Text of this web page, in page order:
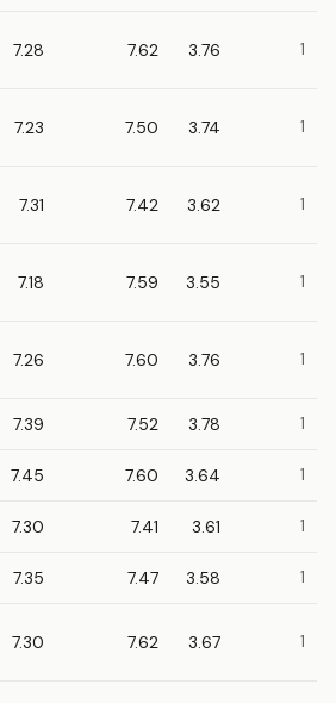
7.28 7.62 3.76 1
7.23 7.50 3.74 1
7.31 7.42 3.62 1
7.18 7.59 3.55 1
7.26 7.60 3.76 1
7.39 7.52 3.78 1
7.45 7.60 3.64 1
7.30 7.41 3.61 1
7.35 7.47 3.58 1
7.30 7.62 3.67 1